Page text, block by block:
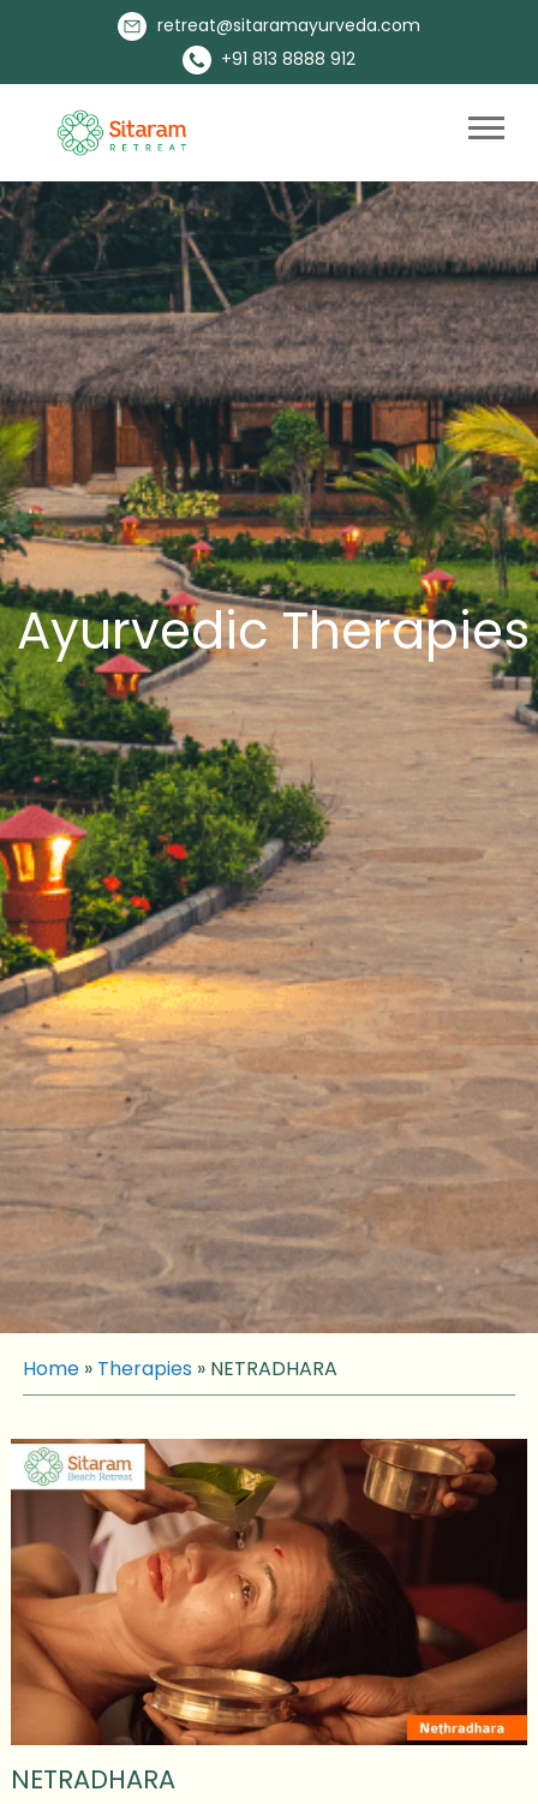
retreat@sitaramayurveda.com
+91 813 8888 912
Ayurvedic Therapies
Home» Therapies» NETRADHARA
NETRADHARA